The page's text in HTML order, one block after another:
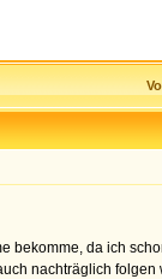
bekomme, da ich
nachträglich